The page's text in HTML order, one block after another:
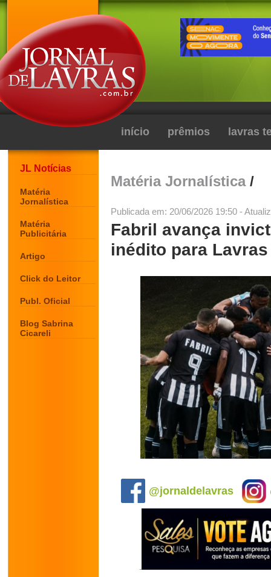
início prêmios lavras
JL Notícias
Matéria
Jornalística
Matéria
Publicitária
Artigo
Click do Leitor
Publ. Oficial
Blog Sabrina
Cicareli
Matéria Jornalística/
Publicada em: 20/06/2026 19:50 -
Fabril avança
inédito para Lavras
@jornaldelavras